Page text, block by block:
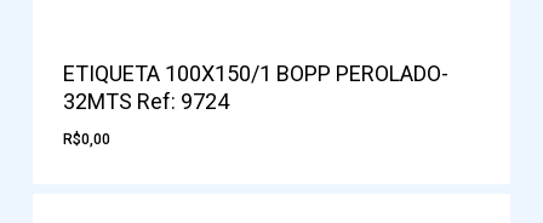
ETIQUETA 100X150/1 BOPP PEROLADO-
32MTS Ref: 9724
R$0,00